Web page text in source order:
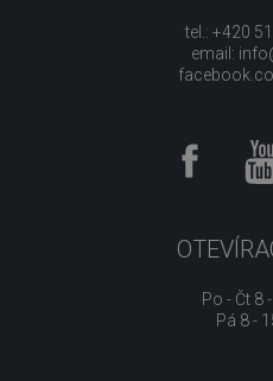
tel.: +420
email:
Po - Čt 8
Pá 8 -